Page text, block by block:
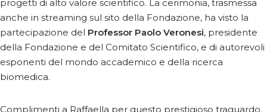
progetti di alto valore scientifico. La cerimonia, trasmessa
anche in streaming sul sito della Fondazione, ha visto la
partecipazione del Professor Paolo Veronesi, presidente
della Fondazione e del Comitato Scientifico, e di autorevoli
esponenti del mondo accademico e della ricerca
biomedica.
Complimenti a Raffaella per questo prestigioso traguardo.